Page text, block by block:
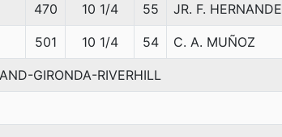
470 10 1/4 55 JR. F. HERNANDE
501 10 1/4 54 C. A. MUÑOZ
GIRONDA-RIVERHILL